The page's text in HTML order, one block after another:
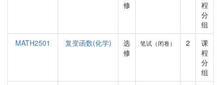
修
程
分
组
MATH2501
复变函数(化学)
选
修
笔试（闭卷） 2
课
程
分
组